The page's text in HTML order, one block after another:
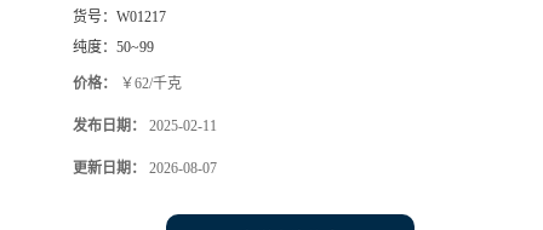
货号： W01217
纯度： 50~99
价格： ￥62/千克
发布日期： 2025-02-11
更新日期： 2026-08-07